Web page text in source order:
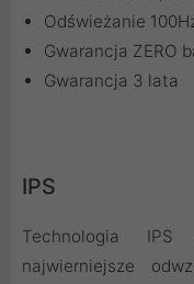
Odświeżanie
Gwarancja ZERO
Gwarancja 3 lata
IPS
Technologia IPS
najwierniejsze